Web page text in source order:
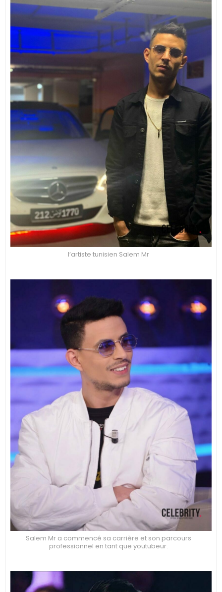
l’artiste tunisien Salem Mr
Salem Mr a commencé sa carrière et son parcours
professionnel en tant que youtubeur.